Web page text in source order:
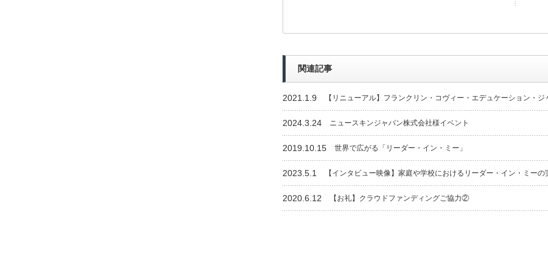
関連記事
2021.1.9 【リニューアル】フランクリン・コヴィー・エデュケーション・ジ
2024.3.24 ニュースキンジャパン株式会社様イベント
2019.10.15 世界で広がる「リーダー・イン・ミー」
2023.5.1 【インタビュー映像】家庭や学校におけるリーダー・イン・ミーの
2020.6.12 【お礼】クラウドファンディングご協力②